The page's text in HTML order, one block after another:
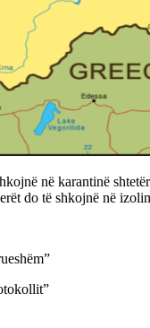
në karantinë
do të shkojnë në